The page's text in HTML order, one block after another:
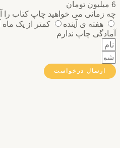
می خواهید چاپ کتاب را آغاز
هفته ی آینده
کمتر از یک ماه آینده
چاپ ندارم
درخواست